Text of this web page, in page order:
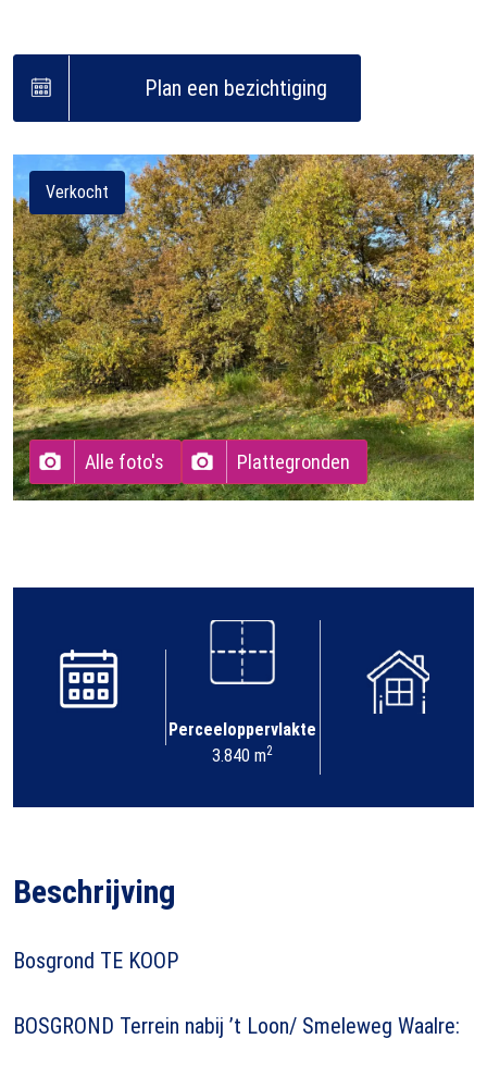
Plan een bezichtiging
Verkocht
Alle foto's Plattegronden
Perceeloppervlakte
3.840 m2
Beschrijving
Bosgrond TE KOOP
BOSGROND Terrein nabij ’t Loon/ Smeleweg Waalre: